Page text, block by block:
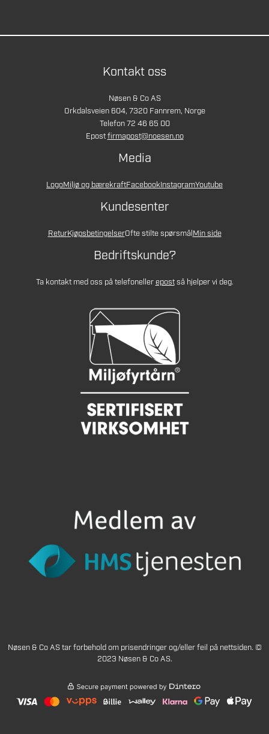
Kontakt oss
Nøsen & Co AS
Orkdalsveien 604, 7320 Fannrem, Norge
Telefon 72 46 65 00
Epostfirmapost@noesen.no
Media
LogoMiljø og bærekraftFacebookInstagramYoutube
Kundesenter
ReturKjøpsbetingelserOfte stilte spørsmålMin side
Bedriftskunde?
Ta kontakt med oss på telefonellerepostså hjelper vi deg.
Nøsen & Co AS tar forbehold om prisendringer og/eller feil på nettsiden. ©
2023 Nøsen & Co AS.